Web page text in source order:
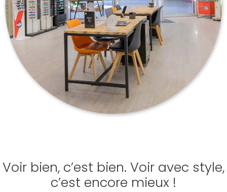
Voir bien, c’est bien. Voir avec style,
c’est encore mieux !